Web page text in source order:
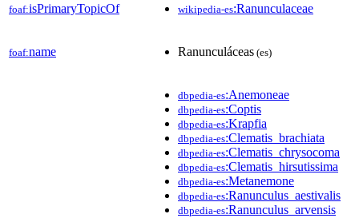
foaf:isPrimaryTopicOf wikipedia-es:Ranunculaceae
foaf:name Ranunculáceas (es)
dbpedia-es:Anemoneae
dbpedia-es:Coptis
dbpedia-es:Krapfia
dbpedia-es:Clematis_brachiata
dbpedia-es:Clematis_chrysocoma
dbpedia-es:Clematis_hirsutissima
dbpedia-es:Metanemone
dbpedia-es:Ranunculus_aestivalis
dbpedia-es:Ranunculus_arvensis